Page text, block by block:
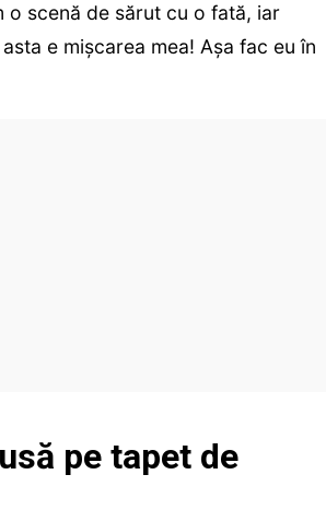
o scenă de sărut cu o fată, iar
e mișcarea mea! Așa fac eu în
pe tapet de